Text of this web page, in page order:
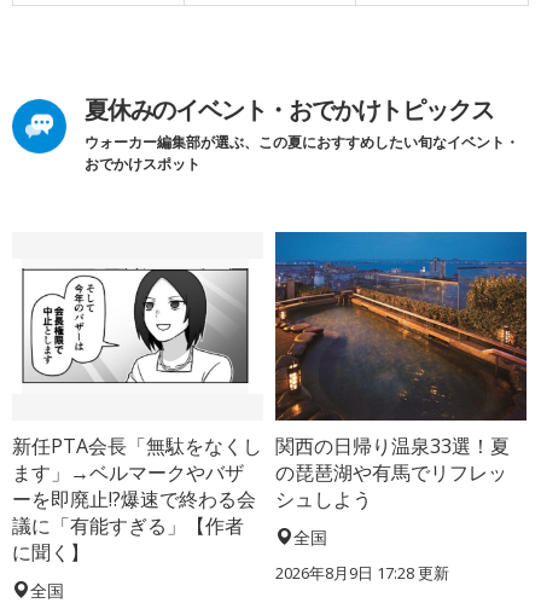
夏休みのイベント・おでかけトピックス
ウォーカー編集部が選ぶ、この夏におすすめしたい旬なイベント・
おでかけスポット
新任PTA会長「無駄をなくし
ます」→ベルマークやバザ
ーを即廃止!?爆速で終わる会
議に「有能すぎる」【作者
に聞く】
全国
関西の日帰り温泉33選！夏
の琵琶湖や有馬でリフレッ
シュしよう
全国
2026年8月9日 17:28更新